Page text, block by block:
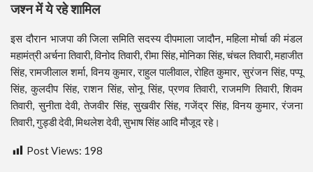
जश्न में ये रहे शामिल
इस दौरान भाजपा की जिला समिति सदस्य दीपमाला जादौन, महिला मोर्चा की मंडल
महामंत्री अर्चना तिवारी, विनोद तिवारी, रीमा सिंह, मोनिका सिंह, चंचल तिवारी, महाजीत
सिंह, रामजीलाल शर्मा, विनय कुमार, राहुल पालीवाल, रोहित कुमार, सुरंजन सिंह, पप्पू
सिंह, कुलदीप सिंह, राशन सिंह, सोनू सिंह, प्रणव तिवारी, राजमणि तिवारी, शिवम
तिवारी, सुनीता देवी, तेजवीर सिंह, सुखवीर सिंह, गजेंद्र सिंह, विनय कुमार, रंजना
तिवारी, गुड्डी देवी, मिथलेश देवी, सुभाष सिंह आदि मौजूद रहे।
Post Views: 198